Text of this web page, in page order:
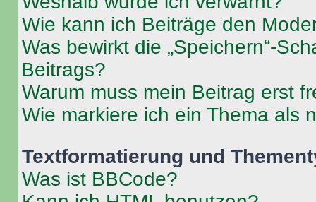
Wie kann ich Beiträge den
Was bewirkt die „Speichern“-
Beitrags?
Warum muss mein Beitrag erst
Wie markiere ich ein Thema als
Textformatierung und
Was ist BBCode?